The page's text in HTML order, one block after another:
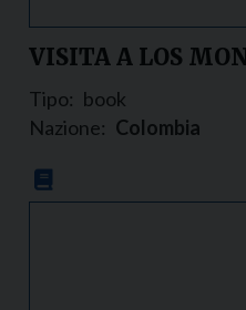
VISITA A LOS
Tipo: book
Nazione: Colombia